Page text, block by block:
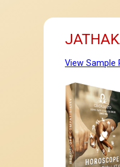
View Sample